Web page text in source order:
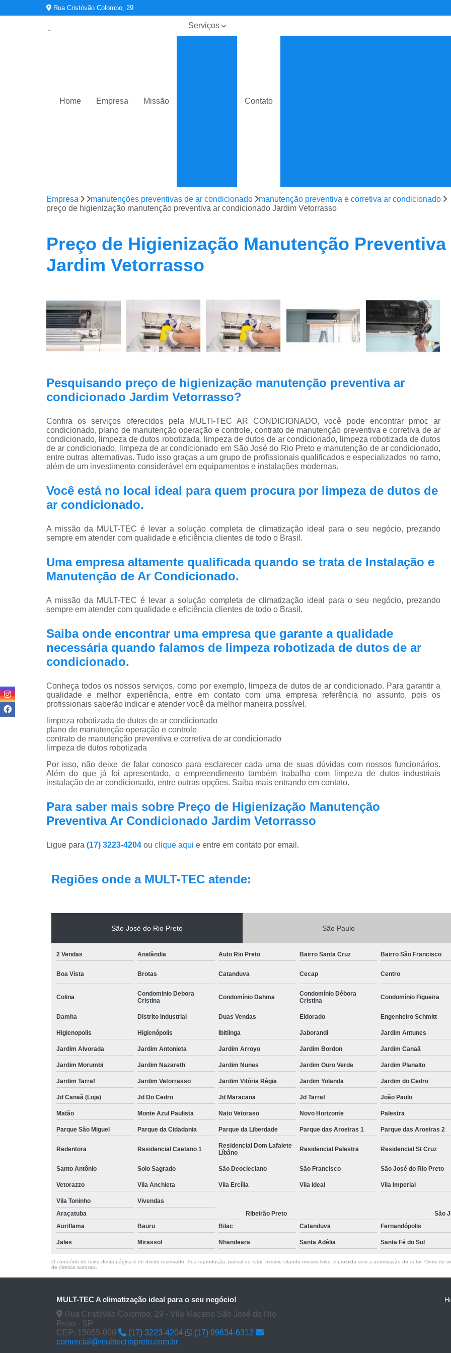
Rua Cristóvão Colombo, 29
Home Empresa Missão
Serviços
Sistemas de
climatização
Contato
Contrato Manutenção
Limpeza de Dutos Ar Condicionado
Limpeza de Dutos de Ar Condicionado
Limpeza de Dutos e Coifas
Limpeza de
Limpeza Dutos Ar Condicionado
Plano de Manutenção de Ar Condicionado
Plano de Manutenção
Plano Manutenção Ar
Pmoc Ar Condicionado Vila
Pmoc para Ar Condicionado
Pmoc
Pmoc Plano de Manutenção
Retrofit de Sistema de Ar
Sistema Ar Condicionado São José do Rio
Sistema de Ar Condicionado
Sistema Vrf Ar Condicionado
Sistema de Climatização São José do Rio
Empresa manutenções preventivas de ar condicionado
manutenção preventiva e corretiva ar condicionado
preço de higienização manutenção preventiva ar condicionado Jardim Vetorrasso
Preço de Higienização Manutenção
Jardim Vetorrasso
Pesquisando preço de higienização manutenção preventiva ar
condicionado Jardim Vetorrasso?
Confira os serviços oferecidos pela MULTI-TEC AR CONDICIONADO, você pode encontrar pmoc ar
condicionado, plano de manutenção operação e controle, contrato de manutenção preventiva e corretiva de ar
condicionado, limpeza de dutos robotizada, limpeza de dutos de ar condicionado, limpeza robotizada de dutos
de ar condicionado, limpeza de ar condicionado em São José do Rio Preto e manutenção de ar condicionado,
entre outras alternativas. Tudo isso graças a um grupo de profissionais qualificados e especializados no ramo,
além de um investimento considerável em equipamentos e instalações modernas.
Você está no local ideal para quem procura por limpeza de dutos de
ar condicionado.
A missão da MULT-TEC é levar a solução completa de climatização ideal para o seu negócio, prezando
sempre em atender com qualidade e eficiência clientes de todo o Brasil.
Uma empresa altamente qualificada quando se trata de Instalação e
Manutenção de Ar Condicionado.
A missão da MULT-TEC é levar a solução completa de climatização ideal para o seu negócio, prezando
sempre em atender com qualidade e eficiência clientes de todo o Brasil.
Saiba onde encontrar uma empresa que garante a qualidade
necessária quando falamos de limpeza robotizada de dutos de ar
condicionado.
Conheça todos os nossos serviços, como por exemplo, limpeza de dutos de ar condicionado. Para garantir a
qualidade e melhor experiência, entre em contato com uma empresa referência no assunto, pois os
profissionais saberão indicar e atender você da melhor maneira possível.
limpeza robotizada de dutos de ar condicionado
plano de manutenção operação e controle
contrato de manutenção preventiva e corretiva de ar condicionado
limpeza de dutos robotizada
Por isso, não deixe de falar conosco para esclarecer cada uma de suas dúvidas com nossos funcionários.
Além do que já foi apresentado, o empreendimento também trabalha com limpeza de dutos industriais
instalação de ar condicionado, entre outras opções. Saiba mais entrando em contato.
Para saber mais sobre Preço de Higienização Manutenção
Preventiva Ar Condicionado Jardim Vetorrasso
Ligue para (17) 3223-4204 ou clique aqui e entre em contato por email.
Regiões onde a MULT-TEC atende:
São José do Rio Preto São Paulo
2 Vendas Analândia Auto Rio Preto Bairro Santa Cruz Bairro São Francisco
Boa Vista Brotas Catanduva Cecap Centro
Colina
Condominio Debora
Cristina
Condomínio Dahma
Condomínio Débora
Cristina
Condomínio Figueira
Damha Distrito Industrial Duas Vendas Eldorado Engenheiro Schmitt
Higienopolis Higienópolis Ibitiinga Jaborandi Jardim Antunes
Jardim Alvorada Jardim Antonieta Jardim Arroyo Jardim Bordon Jardim Canaã
Jardim Morumbi Jardim Nazareth Jardim Nunes Jardim Ouro Verde Jardim Planalto
Jardim Tarraf Jardim Vetorrasso Jardim Vitória Régia Jardim Yolanda Jardim do Cedro
Jd Canaã (Loja) Jd Do Cedro Jd Maracana Jd Tarraf João Paulo
Matão Monte Azul Paulista Nato Vetoraso Novo Horizonte Palestra
Parque São Miguel Parque da Cidadania Parque da Liberdade Parque das Aroeiras 1 Parque das Aroeiras 2
Redentora Residencial Caetano 1
Residencial Dom Lafaiete
Líbâno
Residencial Palestra Residencial St Cruz
Santo Antônio Solo Sagrado São Deocleciano São Francisco São José do Rio Preto
Vetorazzo Vila Anchieta Vila Ercília Vila Ideal Vila Imperial
Vila Toninho
Vivendas
Araçatuba
Ribeirão Preto
São
Auriflama
Bauru Bilac Catanduva Fernandópolis
Jales Mirassol Nhandeara Santa Adélia Santa Fé do Sul
O conteúdo do texto desta página é de direito reservado. Sua reprodução, parcial ou total, mesmo citando nossos links, é proibida sem a autorização do autor. Crime de
de direitos autorais
MULT-TEC A climatização ideal para o seu negócio!
Rua Cristóvão Colombo, 29 - Vila Maceno São José do Rio
Preto - SP
CEP: 15055-000
(17) 3223-4204
(17) 99634-6312
comercial@multtecriopreto.com.br